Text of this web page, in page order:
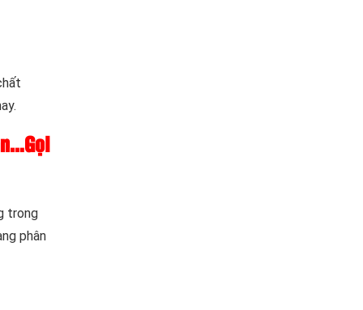
trong
phân